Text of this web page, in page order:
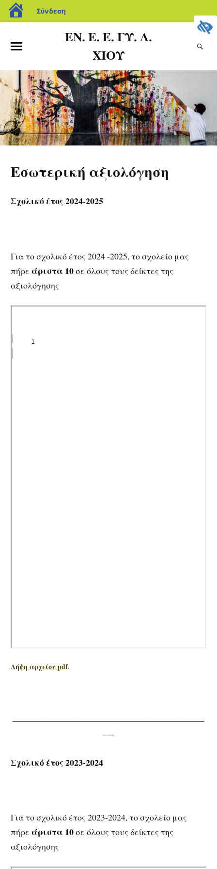
Σύνδεση
ΕΝ. Ε. Ε. ΓΥ. Λ.
ΧΙΟΥ
Εσωτερική αξιολόγηση
Σχολικό έτος 2024-2025
Για το σχολικό έτος 2024 -2025, το σχολείο μας
πήρεάριστα 10σε όλους τους δείκτες της
αξιολόγησης
Λήψη αρχείου pdf.
——————————————————————
—-
Σχολικό έτος 2023-2024
Για το σχολικό έτος 2023-2024, το σχολείο μας
πήρεάριστα 10σε όλους τους δείκτες της
αξιολόγησης